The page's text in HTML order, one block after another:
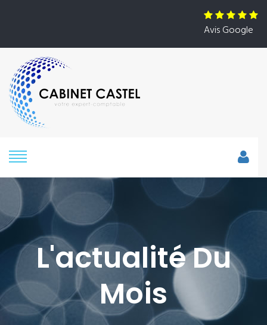
Avis Google
L'actualité Du
Mois